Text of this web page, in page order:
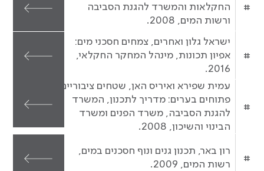
החקלאות והמשרד להגנת הסביבה
ורשות המים, 2008.
#
ישראל גלון ואחרים, צמחים חסכני מים:
אפיון תכונות, מינהל המחקר החקלאי,
2016.
#
עמית שפירא ואיריס האן, שטחים ציבוריים
פתוחים בערים: מדריך לתכנון, המשרד
להגנת הסביבה, משרד הפנים ומשרד
הבינוי והשיכון, 2008.
#
רון באר, תכנון גנים ונוף חסכנים במים,
רשות המים, 2009.
#